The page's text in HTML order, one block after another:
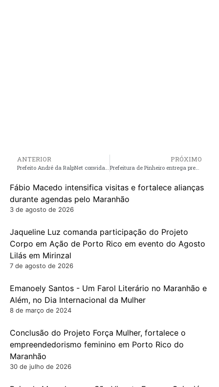
ANTERIOR
Prefeito André da RalpNet convida população para festa do seu aniversário com grande programação em Pacas
PRÓXIMO
Prefeitura de Pinheiro entrega premiação de R$ 13 mil do concurso “Eu Amo a Minha Rua”
Fábio Macedo intensifica visitas e fortalece alianças
durante agendas pelo Maranhão
3 de agosto de 2026
Jaqueline Luz comanda participação do Projeto
Corpo em Ação de Porto Rico em evento do Agosto
Lilás em Mirinzal
7 de agosto de 2026
Emanoely Santos - Um Farol Literário no Maranhão e
Além, no Dia Internacional da Mulher
8 de março de 2024
Conclusão do Projeto Força Mulher, fortalece o
empreendedorismo feminino em Porto Rico do
Maranhão
30 de julho de 2026